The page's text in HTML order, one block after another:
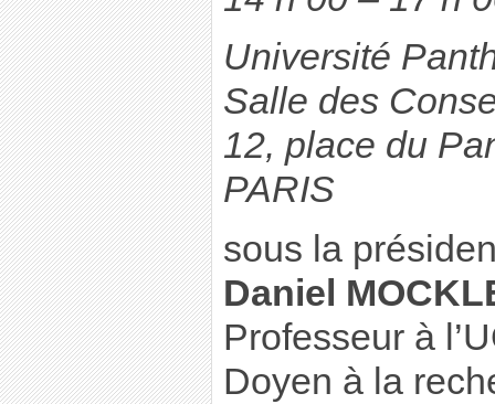
Université
Salle des
12, place du
PARIS
sous la
Daniel
Professeur à
Doyen à la